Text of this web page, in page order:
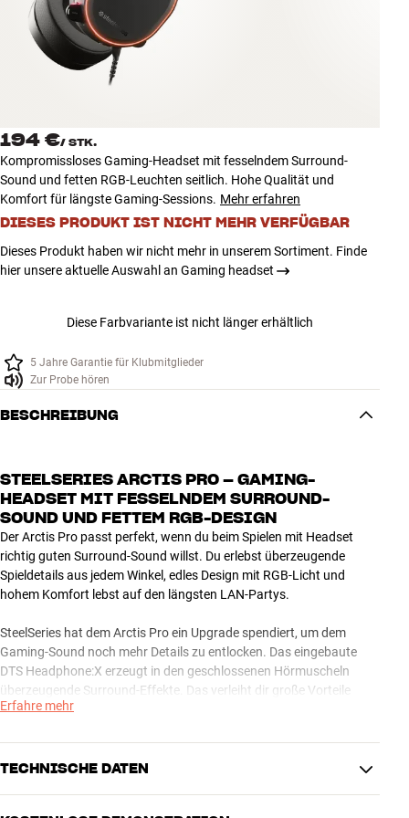
Zubehör
INSPIRATION
NEUHEITEN
ANGEBOTE
Store Finden
Kundendienst
Bauen mit Klang
194 €/ STK.
Kompromissloses Gaming-Headset mit fesselndem Surround-
Sound und fetten RGB-Leuchten seitlich. Hohe Qualität und
Komfort für längste Gaming-Sessions. Mehr erfahren
DIESES PRODUKT IST NICHT MEHR VERFÜGBAR
Dieses Produkt haben wir nicht mehr in unserem Sortiment. Finde
hier unsere aktuelle Auswahl an Gaming headset
Diese Farbvariante ist nicht länger erhältlich
5 Jahre Garantie für Klubmitglieder
Zur Probe hören
BESCHREIBUNG
STEELSERIES ARCTIS PRO – GAMING-
HEADSET MIT FESSELNDEM SURROUND-
SOUND UND FETTEM RGB-DESIGN
Der Arctis Pro passt perfekt, wenn du beim Spielen mit Headset
richtig guten Surround-Sound willst. Du erlebst überzeugende
Spieldetails aus jedem Winkel, edles Design mit RGB-Licht und
hohem Komfort lebst auf den längsten LAN-Partys.
SteelSeries hat dem Arctis Pro ein Upgrade spendiert, um dem
Gaming-Sound noch mehr Details zu entlocken. Das eingebaute
DTS Headphone:X erzeugt in den geschlossenen Hörmuscheln
überzeugende Surround-Effekte. Das verleiht dir große Vorteile
beim Spielen, wenn du dich wie bei FPS blitzschnell orientieren
Wenn du online spielst, willst du keine Zeit damit vergeuden, mit
Erfahre mehr
TECHNISCHE DATEN